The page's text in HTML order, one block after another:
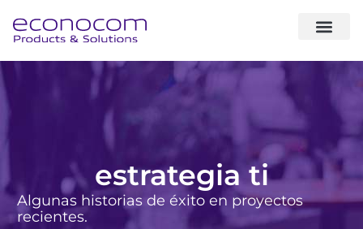
estrategia ti
Algunas historias de éxito en proyectos
recientes.